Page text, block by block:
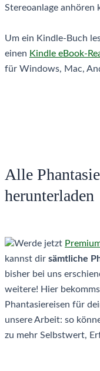
Stereoanlage anhören
Um ein Kindle-Buch
einen Kindle eBook-
für Windows, Mac,
Alle
herunterladen
Werde jetzt
kannst dir sämtliche
bisher bei uns
weitere! Hier
Phantasiereisen für
unsere Arbeit: so
zu mehr Selbstwert,